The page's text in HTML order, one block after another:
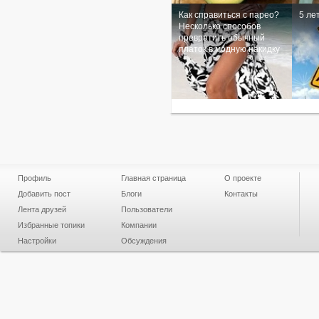
Как справиться с парео?
Несколько способов
превратить обычный
платок в модную накидку
5
Профиль
Добавить пост
Лента друзей
Избранные топики
Настройки
Главная страница
Блоги
Пользователи
Компании
Обсуждения
О проекте
Контакты